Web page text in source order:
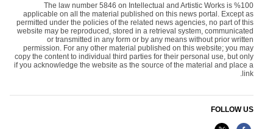
The law number 5846 on Intellectual and Artistic Works is %100
applicable on all the material published on this news portal. Except as
permitted under the policies of the related news agencies, no part of this
website may be reproduced, stored in a retrieval system, communicated
or transmitted in any form or by any means without prior written
permission. For any other material published on this website; you may
copy the content to individual third parties for their personal use, but only
if you acknowledge the website as the source of the material and place a
link.
FOLLOW US